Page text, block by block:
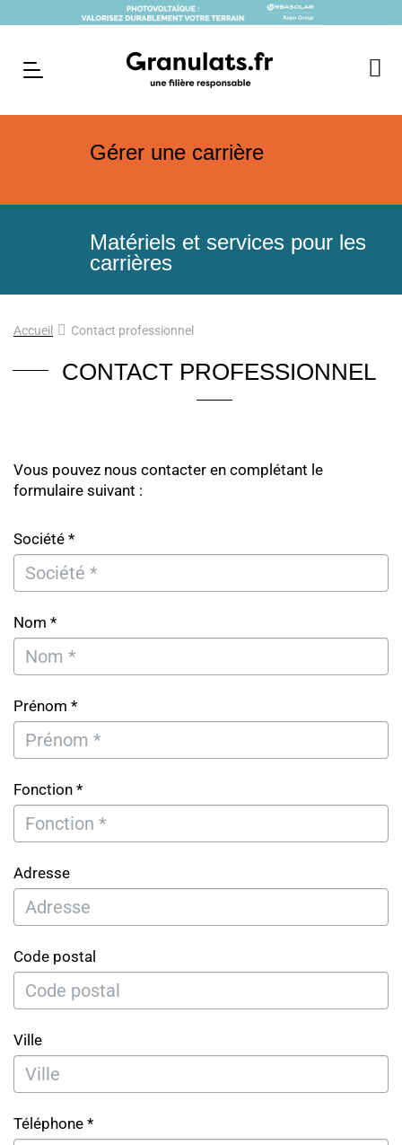
Gérer une carrière
Matériels et services pour les
carrières
Accueil Contact professionnel
CONTACT PROFESSIONNEL
Vous pouvez nous contacter en complétant le
formulaire suivant :
Société *
Nom *
Prénom *
Fonction *
Adresse
Code postal
Ville
Téléphone *